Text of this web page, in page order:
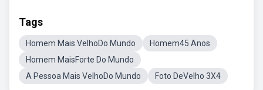
Tags
Homem Mais VelhoDo Mundo
Homem45 Anos
Homem MaisForte Do Mundo
A Pessoa Mais VelhoDo Mundo
Foto DeVelho 3X4